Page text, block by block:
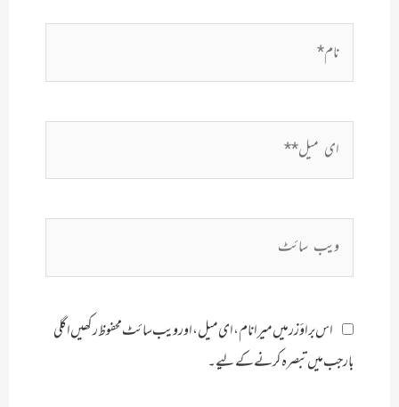
میل**
اس براؤزر میں میرا نام، ای میل، اور ویب سائٹ محفوظ رکھیں اگلی
بار جب میں تبصرہ کرنے کےلیے۔